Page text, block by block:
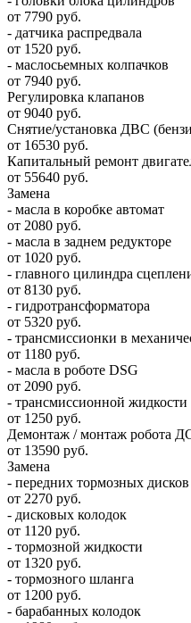
от 7790 руб.
- датчика распредвала
от 1520 руб.
- маслосьемных колпачков
от 7940 руб.
Регулировка клапанов
от 9040 руб.
Снятие/установка ДВС
от 16530 руб.
Капитальный ремонт
от 55640 руб.
Замена
- масла в коробке автомат
от 2080 руб.
- масла в заднем редукторе
от 1020 руб.
- главного цилиндра
от 8130 руб.
- гидротрансформатора
от 5320 руб.
- трансмиссионки в
от 1180 руб.
- масла в роботе DSG
от 2090 руб.
- трансмиссионной жидкости
от 1250 руб.
Демонтаж / монтаж робота
от 13590 руб.
Замена
- передних тормозных дисков
от 2270 руб.
- дисковых колодок
от 1120 руб.
- тормозной жидкости
от 1320 руб.
- тормозного шланга
от 1200 руб.
- барабанных колодок